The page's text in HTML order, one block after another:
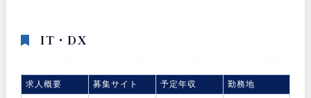
IT・DX
求人概要 募集サイト 予定年収
勤務地